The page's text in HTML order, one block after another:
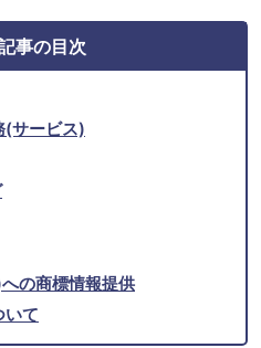
事の目次
(サービス)
の商標情報提供
いて